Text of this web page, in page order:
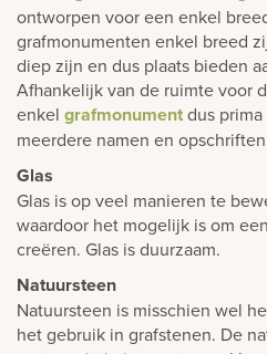
ontworpen voor een enkel
grafmonumenten enkel breed
diep zijn en dus plaats bieden
Afhankelijk van de ruimte voor
enkel grafmonumentdus
meerdere namen en
Glas
Glas is op veel manieren te
waardoor het mogelijk is om
creëren. Glas is duurzaam.
Natuursteen
Natuursteen is misschien wel
het gebruik in grafstenen. De